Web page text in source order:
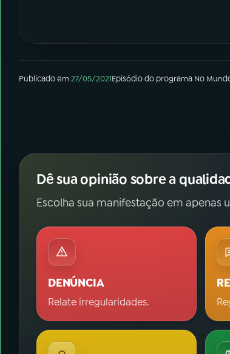
Publicado em27/05/2021Episódiodo programa No
Dê sua opinião sobre a
Escolha sua manifestação em apenas
DENÚNCIA
Relate irregularidades.